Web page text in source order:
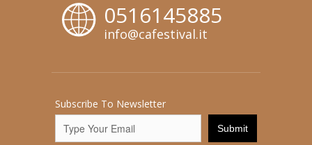
0516145885
info@cafestival.it
Subscribe To Newsletter